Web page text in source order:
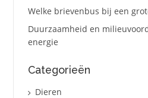
Welke brievenbus bij een
Duurzaamheid en
energie
Categorieën
Dieren